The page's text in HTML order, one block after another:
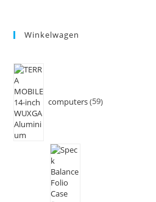
Winkelwagen
computers 59